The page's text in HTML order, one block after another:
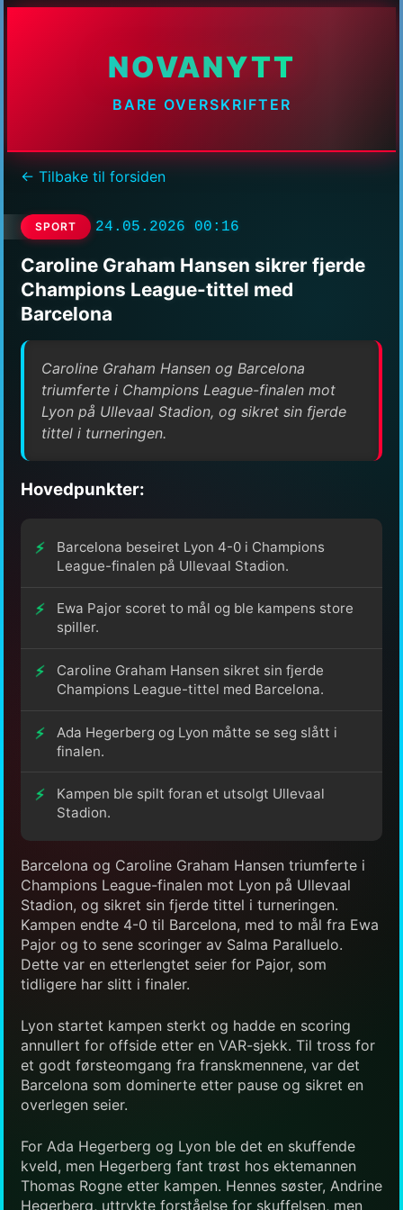
NOVANYTT
BARE OVERSKRIFTER
← Tilbake til forsiden
SPORT 24.05.2026 00:16
Caroline Graham Hansen sikrer fjerde
Champions League-tittel med
Barcelona
Caroline Graham Hansen og Barcelona
triumferte i Champions League-finalen mot
Lyon på Ullevaal Stadion, og sikret sin fjerde
tittel i turneringen.
Hovedpunkter:
Barcelona beseiret Lyon 4-0 i Champions
League-finalen på Ullevaal Stadion.
Ewa Pajor scoret to mål og ble kampens store
spiller.
Caroline Graham Hansen sikret sin fjerde
Champions League-tittel med Barcelona.
Ada Hegerberg og Lyon måtte se seg slått i
finalen.
Kampen ble spilt foran et utsolgt Ullevaal
Stadion.
Barcelona og Caroline Graham Hansen triumferte i
Champions League-finalen mot Lyon på Ullevaal
Stadion, og sikret sin fjerde tittel i turneringen.
Kampen endte 4-0 til Barcelona, med to mål fra Ewa
Pajor og to sene scoringer av Salma Paralluelo.
Dette var en etterlengtet seier for Pajor, som
tidligere har slitt i finaler.
Lyon startet kampen sterkt og hadde en scoring
annullert for offside etter en VAR-sjekk. Til tross for
et godt førsteomgang fra franskmennene, var det
Barcelona som dominerte etter pause og sikret en
overlegen seier.
For Ada Hegerberg og Lyon ble det en skuffende
kveld, men Hegerberg fant trøst hos ektemannen
Thomas Rogne etter kampen. Hennes søster, Andrine
Hegerberg, uttrykte forståelse for skuffelsen, men